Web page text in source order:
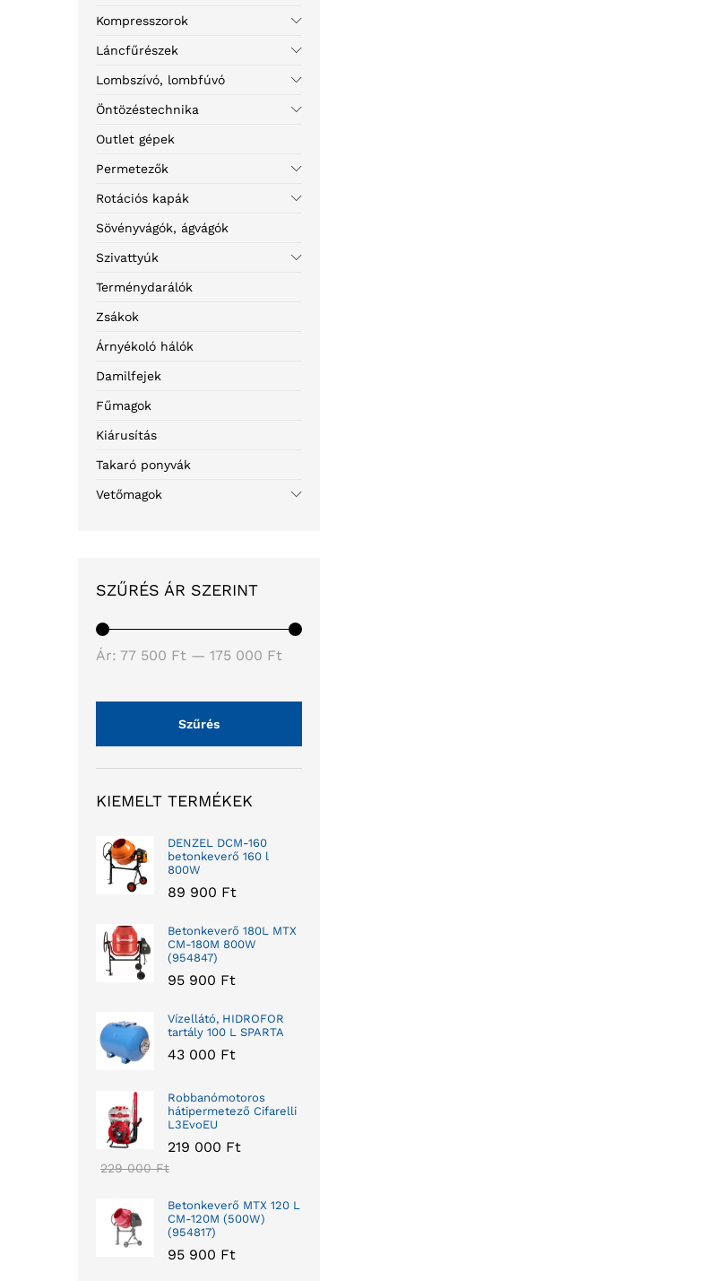
Kompresszorok
Láncfűrészek
Lombszívó, lombfúvó
Öntözéstechnika
Outlet gépek
Permetezők
Rotációs kapák
Sövényvágók, ágvágók
Szivattyúk
Terménydarálók
Zsákok
Árnyékoló hálók
Damilfejek
Fűmagok
Kiárusítás
Takaró ponyvák
Vetőmagok
SZŰRÉS ÁR SZERINT
Szűrés
Ár: 77 500 Ft — 175 000 Ft
KIEMELT TERMÉKEK
DENZEL DCM-160
betonkeverő 160 l
800W
89 900 Ft
Betonkeverő 180L MTX
CM-180M 800W
(954847)
95 900 Ft
Vízellátó, HIDROFOR
tartály 100 L SPARTA
43 000 Ft
Robbanómotoros
hátipermetező Cifarelli
L3EvoEU
219 000 Ft
229 000Ft
Betonkeverő MTX 120 L
CM-120M (500W)
(954817)
95 900 Ft